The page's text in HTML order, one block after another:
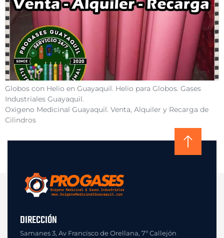
Globos con Helio en Guayaquil. Helio para Globos. Gases
Industriales Guayaquil.
Oxigeno Medicinal Guayaquil. Venta, Alquiler y Recarga de
Cilindros
DIRECCIÓN
Samanes 3, Av Francisco de Orellana, 7º Callejón